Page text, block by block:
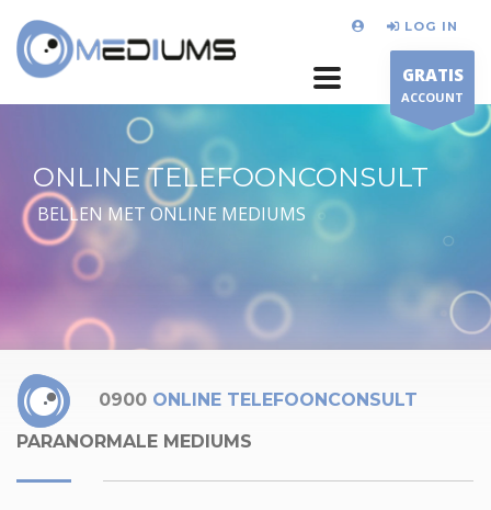
LOG IN
GRATIS
ACCOUNT
ONLINE TELEFOONCONSULT
BELLEN MET ONLINE MEDIUMS
0900 ONLINE TELEFOONCONSULT
PARANORMALE MEDIUMS